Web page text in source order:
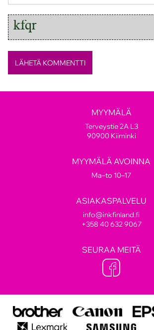
MYYMÄLÄ
Terveystie 2A L3
90900 Kiiminki
MYYMÄLÄ AVOINNA
Ma–to 10–17
ASIAKASPALVELU
info@inkfinland.fi
+358 40 632 9067
SEURAA MEITÄ